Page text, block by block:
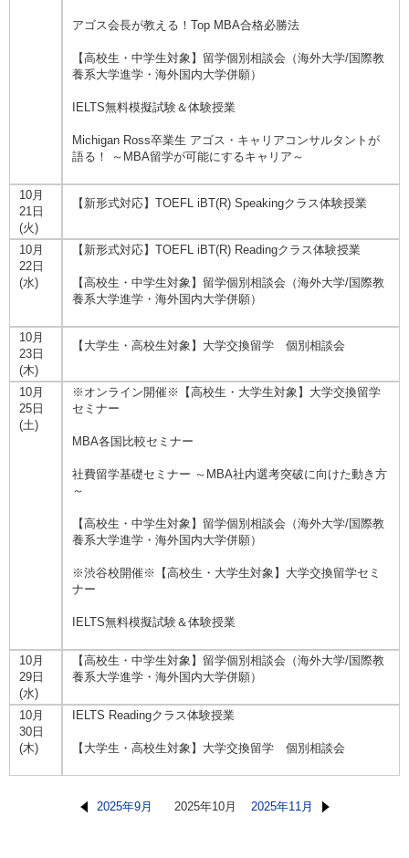
アゴス会長が教える！Top MBA合格必勝法
【高校生・中学生対象】留学個別相談会（海外大学/国際教
養系大学進学・海外国内大学併願）
IELTS無料模擬試験＆体験授業
Michigan Ross卒業生 アゴス・キャリアコンサルタントが
語る！ ～MBA留学が可能にするキャリア～
10月
21日
(火)
【新形式対応】TOEFL iBT(R) Speakingクラス体験授業
10月
22日
(水)
【新形式対応】TOEFL iBT(R) Readingクラス体験授業
【高校生・中学生対象】留学個別相談会（海外大学/国際教
養系大学進学・海外国内大学併願）
10月
23日
(木)
【大学生・高校生対象】大学交換留学 個別相談会
10月
25日
(土)
※オンライン開催※【高校生・大学生対象】大学交換留学
セミナー
MBA各国比較セミナー
社費留学基礎セミナー ～MBA社内選考突破に向けた動き方
～
【高校生・中学生対象】留学個別相談会（海外大学/国際教
養系大学進学・海外国内大学併願）
※渋谷校開催※【高校生・大学生対象】大学交換留学セミ
ナー
IELTS無料模擬試験＆体験授業
10月
29日
(水)
【高校生・中学生対象】留学個別相談会（海外大学/国際教
養系大学進学・海外国内大学併願）
10月
30日
(木)
IELTS Readingクラス体験授業
【大学生・高校生対象】大学交換留学 個別相談会
2025年9月 2025年10月 2025年11月